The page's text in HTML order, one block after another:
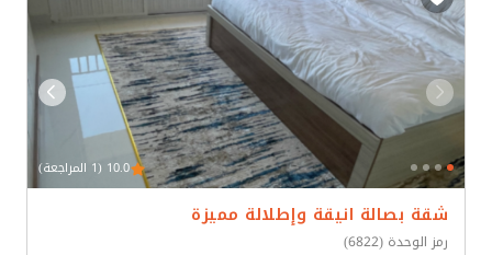
10.0 (1 المراجعة)
شقة بصالة انيقة وإطلالة مميزة
رمز الوحدة (6822)